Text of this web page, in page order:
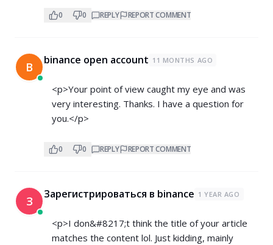
0 0 REPLY REPORT COMMENT
B binance open account 11 MONTHS AGO
<p>Your point of view caught my eye and was
very interesting. Thanks. I have a question for
you.</p>
0 0 REPLY REPORT COMMENT
З Зарегистрироваться в binance 1 YEAR AGO
<p>I don&#8217;t think the title of your article
matches the content lol. Just kidding, mainly